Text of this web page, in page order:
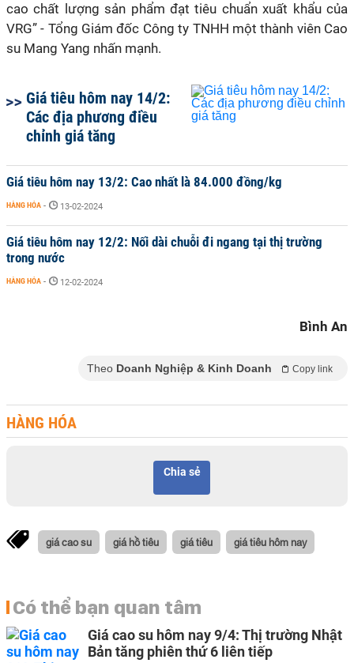
cao chất lượng sản phẩm đạt tiêu chuẩn xuất khẩu của
VRG” - Tổng Giám đốc Công ty TNHH một thành viên Cao
su Mang Yang nhấn mạnh.
Giá tiêu hôm nay 14/2:
Các địa phương điều
chỉnh giá tăng
Giá tiêu hôm nay 13/2: Cao nhất là 84.000 đồng/kg
HÀNG HÓA - 13-02-2024
Giá tiêu hôm nay 12/2: Nối dài chuỗi đi ngang tại thị trường
trong nước
HÀNG HÓA - 12-02-2024
Bình An
Theo Doanh Nghiệp & Kinh Doanh Copy link
HÀNG HÓA
Chia sẻ
giá cao su giá hồ tiêu giá tiêu giá tiêu hôm nay
Có thể bạn quan tâm
Giá cao su hôm nay 9/4: Thị trường Nhật
Bản tăng phiên thứ 6 liên tiếp